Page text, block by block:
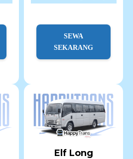
SEWA
SEKARANG
Elf Long